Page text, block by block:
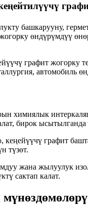
башкарууну,
өндүрүмдүү
графит жогорку
автомобиль
химиялык
бирок
кеңейүүчү графит
түзөт.
жана жылуулук
сактап калат.